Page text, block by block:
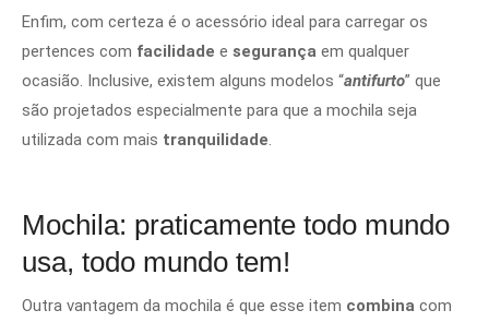
Enfim, com certeza é o acessório ideal para carregar os
pertences com facilidade e segurança em qualquer
ocasião. Inclusive, existem alguns modelos “antifurto” que
são projetados especialmente para que a mochila seja
utilizada com mais tranquilidade
Mochila: praticamente todo mundo
usa, todo mundo tem!
Outra vantagem da mochila é que esse item combina com